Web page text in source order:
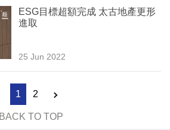
ESG目標超額完成 太古地產更形
進取
25 Jun 2022
1 2
BACK TO TOP